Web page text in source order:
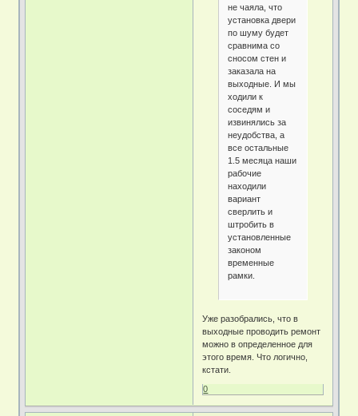
не чаяла, что
установка двери
по шуму будет
сравнима со
сносом стен и
заказала на
выходные. И мы
ходили к
соседям и
извинялись за
неудобства, а
все остальные
1.5 месяца наши
рабочие
находили
вариант
сверлить и
штробить в
установленные
законом
временные
рамки.
Уже разобрались, что в
выходные проводить ремонт
можно в определенное для
этого время. Что логично,
кстати.
0